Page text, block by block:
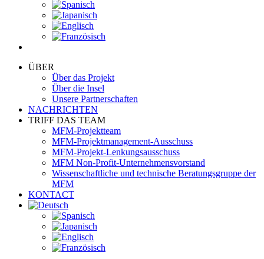
ÜBER
Über das Projekt
Über die Insel
Unsere Partnerschaften
NACHRICHTEN
TRIFF DAS TEAM
MFM-Projektteam
MFM-Projektmanagement-Ausschuss
MFM-Projekt-Lenkungsausschuss
MFM Non-Profit-Unternehmensvorstand
Wissenschaftliche und technische Beratungsgruppe der
MFM
KONTACT